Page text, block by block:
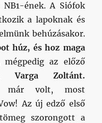
ének. A Siófok
a lapoknak és
behúzásakor.
húz, és hoz maga
mégpedig az előző
Varga Zoltánt.
már volt, most
Az új edző első
szorongott a